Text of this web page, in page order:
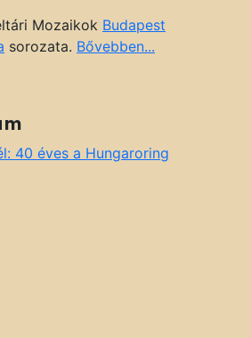
Mozaikok Budapest
sorozata. Bővebben...
40 éves a Hungaroring